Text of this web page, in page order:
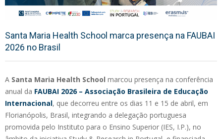
Santa Maria Health School marca presença na FAUBAI
2026 no Brasil
A Santa Maria Health School marcou presença na conferência
anual da FAUBAI 2026 – Associação Brasileira de Educação
Internacional, que decorreu entre os dias 11 e 15 de abril, em
Florianópolis, Brasil, integrando a delegação portuguesa
promovida pelo Instituto para o Ensino Superior (IES, I.P.), no